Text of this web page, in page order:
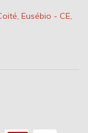
Eusébio - CE,